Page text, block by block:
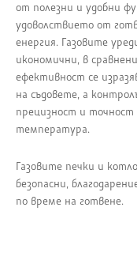
от полезни и удобни
удоволствието от
енергия. Газовите
икономични, в
ефективност се
на съдовете, а
прецизност и
температура.
Газовите печки и
безопасни,
по време на готвене.